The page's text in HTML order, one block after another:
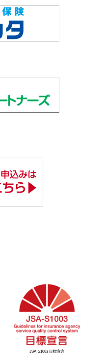
JSA-S1003 目標宣言